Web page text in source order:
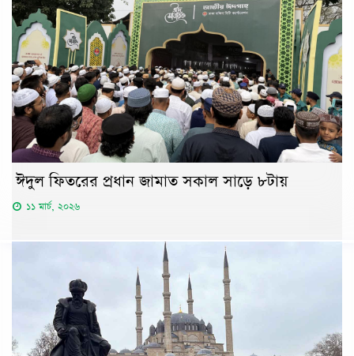
ঈদুল ফিতরের প্রধান জামাত সকাল সাড়ে ৮টায়
১১ মার্চ, ২০২৬